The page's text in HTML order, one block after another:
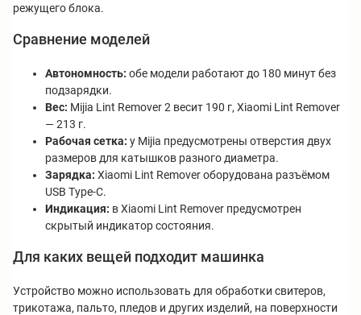
режущего блока.
Сравнение моделей
Автономность: обе модели работают до 180 минут без
подзарядки.
Вес: Mijia Lint Remover 2 весит 190 г, Xiaomi Lint Remover
— 213 г.
Рабочая сетка: у Mijia предусмотрены отверстия двух
размеров для катышков разного диаметра.
Зарядка: Xiaomi Lint Remover оборудована разъёмом
USB Type-C.
Индикация: в Xiaomi Lint Remover предусмотрен
скрытый индикатор состояния.
Для каких вещей подходит машинка
Устройство можно использовать для обработки свитеров,
трикотажа, пальто, пледов и других изделий, на поверхности